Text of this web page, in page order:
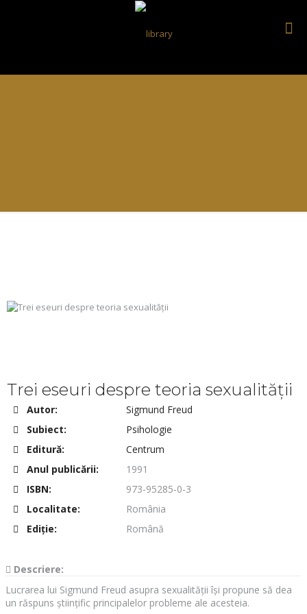
Trei eseuri despre teoria sexualității
Autor:
Sigmund Freud
Subiect:
Psihologie
Editură:
Centrum
Anul publicării:
1991
ISBN:
973-95285-0-3
Localitate:
România
Ediţie:
Română
Descriere:
Lucrarea lui Sigmund Freud asupra sexualității își propune să dea
un răspuns științific principalelor probleme ale acesteia.